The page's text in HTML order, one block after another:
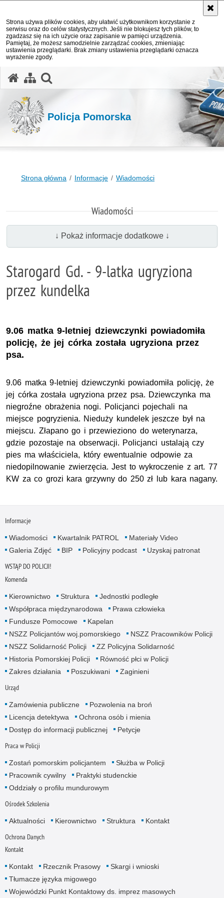
Strona używa plików cookies, aby ułatwić użytkownikom korzystanie z
serwisu oraz do celów statystycznych. Jeśli nie blokujesz tych plików, to
zgadzasz się na ich użycie oraz zapisanie w pamięci urządzenia.
Pamiętaj, że możesz samodzielnie zarządzać cookies, zmieniając
ustawienia przeglądarki. Brak zmiany ustawienia przeglądarki oznacza
wyrażenie zgody.
Policja Pomorska
Strona główna Informacje Wiadomości
Wiadomości
↓ Pokaż informacje dodatkowe ↓
Starogard Gd. - 9-latka ugryziona
przez kundelka
9.06 matka 9-letniej dziewczynki powiadomiła
policję, że jej córka została ugryziona przez
psa.
9.06 matka 9-letniej dziewczynki powiadomiła policję, że
jej córka została ugryziona przez psa. Dziewczynka ma
niegroźne obrażenia nogi. Policjanci pojechali na
miejsce pogryzienia. Nieduży kundelek jeszcze był na
miejscu. Złapano go i przewieziono do weterynarza,
gdzie pozostaje na obserwacji. Policjanci ustalają czy
pies ma właściciela, który ewentualnie odpowie za
niedopilnowanie zwierzęcia. Jest to wykroczenie z art. 77
KW za co grozi kara grzywny do 250 zł lub kara nagany.
Informacje
Wiadomości Kwartalnik PATROL
Materiały Video
Galeria Zdjęć
BIP Policyjny podcast Uzyskaj patronat
WSTĄP DO POLICJI!
Komenda
Kierownictwo Struktura
Jednostki podległe
Współpraca międzynarodowa
Prawa człowieka
Fundusze Pomocowe
Kapelan
NSZZ Policjantów woj.pomorskiego
NSZZ Pracowników Policji
NSZZ Solidarność Policji
ZZ Policyjna Solidarność
Historia Pomorskiej Policji
Równość płci w Policji
Zakres działania
Poszukiwani Zaginieni
Urząd
Zamówienia publiczne
Pozwolenia na broń
Licencja detektywa
Ochrona osób i mienia
Dostęp do informacji publicznej
Petycje
Praca w Policji
Zostań pomorskim policjantem
Służba w Policji
Pracownik cywilny
Praktyki studenckie
Oddziały o profilu mundurowym
Ośrodek Szkolenia
Aktualności Kierownictwo Struktura Kontakt
Ochrona Danych
Kontakt
Kontakt Rzecznik Prasowy
Skargi i wnioski
Tłumacze języka migowego
Wojewódzki Punkt Kontaktowy ds. imprez masowych